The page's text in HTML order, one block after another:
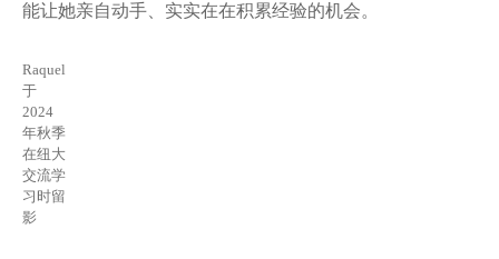
能让她亲自动手、实实在在积累经验的机会。
Raquel
于
2024
年秋季
在纽大
交流学
习时留
影